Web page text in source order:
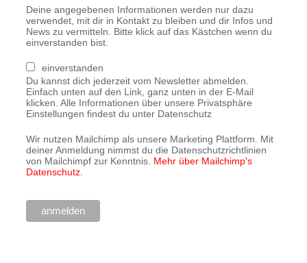
Deine angegebenen Informationen werden nur dazu
verwendet, mit dir in Kontakt zu bleiben und dir Infos und
News zu vermitteln. Bitte klick auf das Kästchen wenn du
einverstanden bist.
einverstanden
Du kannst dich jederzeit vom Newsletter abmelden.
Einfach unten auf den Link, ganz unten in der E-Mail
klicken. Alle Informationen über unsere Privatsphäre
Einstellungen findest du unter Datenschutz
Wir nutzen Mailchimp als unsere Marketing Plattform. Mit
deiner Anmeldung nimmst du die Datenschutzrichtlinien
von Mailchimpf zur Kenntnis. Mehr über Mailchimp's
Datenschutz.